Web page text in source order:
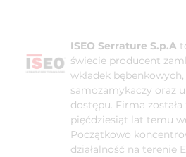
ISEO Serrature S.p.A
świecie producent
wkładek
samozamykaczy oraz
dostępu. Firma została
pięćdziesiąt lat temu
Początkowo
działalność na terenie